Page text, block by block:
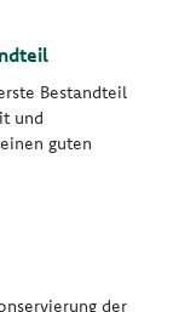
Bestandteil
und
guten
der